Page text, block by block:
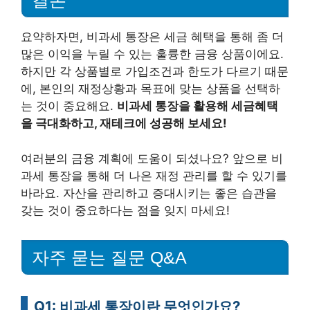
요약하자면, 비과세 통장은 세금 혜택을 통해 좀 더
많은 이익을 누릴 수 있는 훌륭한 금융 상품이에요.
하지만 각 상품별로 가입조건과 한도가 다르기 때문
에, 본인의 재정상황과 목표에 맞는 상품을 선택하
는 것이 중요해요. 비과세 통장을 활용해 세금혜택
을 극대화하고, 재테크에 성공해 보세요!
여러분의 금융 계획에 도움이 되셨나요? 앞으로 비
과세 통장을 통해 더 나은 재정 관리를 할 수 있기를
바라요. 자산을 관리하고 증대시키는 좋은 습관을
갖는 것이 중요하다는 점을 잊지 마세요!
자주 묻는 질문 Q&A
Q1: 비과세 통장이란 무엇인가요?